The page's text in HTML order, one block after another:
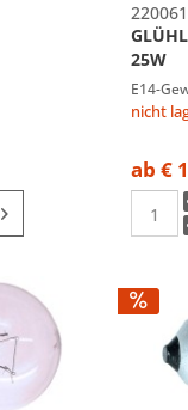
220061
25W
E14-
nicht
ab €